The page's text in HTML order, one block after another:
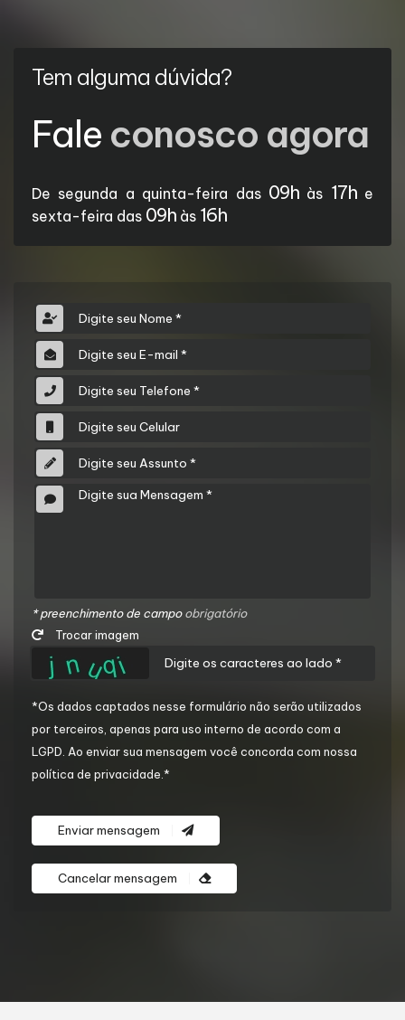
Tem alguma dúvida?
Fale conosco agora
De segunda a quinta-feira das 09hàs 17he
sexta-feira das 09h às 16h
* preenchimento de campoobrigatório
Trocar imagem
*Os dados captados nesse formulário não serão utilizados
por terceiros, apenas para uso interno de acordo com a
LGPD . Ao enviar sua mensagem você concorda com nossa
política de privacidade.*
Enviar mensagem
Cancelar mensagem